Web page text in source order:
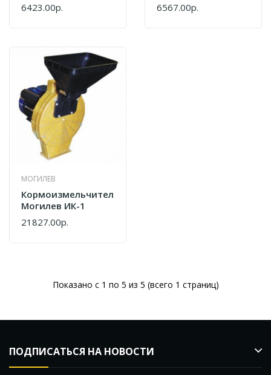
6423.00р.
6567.00р.
МОГИЛЕВ
Кормоизмельчитель
Могилев ИК-1
21827.00р.
Показано с 1 по 5 из 5 (всего 1 страниц)
ПОДПИСАТЬСЯ НА НОВОСТИ